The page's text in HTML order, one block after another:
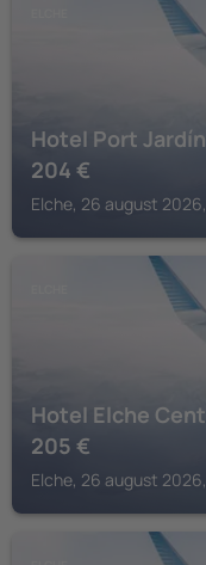
Hotel Port
204 €
Elche, 26 august
Hotel Elche
205 €
Elche, 26 august